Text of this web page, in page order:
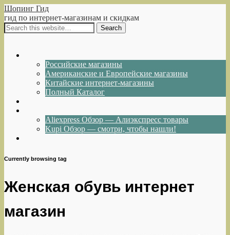
Шопинг Гид
гид по интернет-магазинам и скидкам
Российские магазины
Американские и Европейские магазины
Китайские интернет-магазины
Полный Каталог
Aliexpress Обзор — Алиэкспресс товары
Kupi Обзор — смотри, чтобы нашли!
Currently browsing tag
Женская обувь интернет
магазин